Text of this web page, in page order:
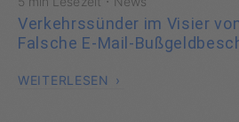
Verkehrssünder im Visier
Falsche E-Mail-
WEITERLESEN